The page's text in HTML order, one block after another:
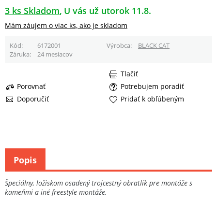
3 ks Skladom U vás už utorok 11.8.
Mám záujem o viac ks, ako je skladom
Kód 6172001 Výrobca
BLACK CAT
Záruka
24 mesiacov
Porovnať
Potrebujem poradiť
Doporučiť
Tlačiť
Pridať k obľúbeným
Špeciálny, ložiskom osadený trojcestný obratlík pre montáže s
kameňmi a iné freestyle montáže.
Popis